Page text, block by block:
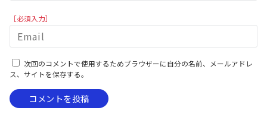
［必須入力］
次回のコメントで使用するためブラウザーに自分の名前、メールアドレ
ス、サイトを保存する。